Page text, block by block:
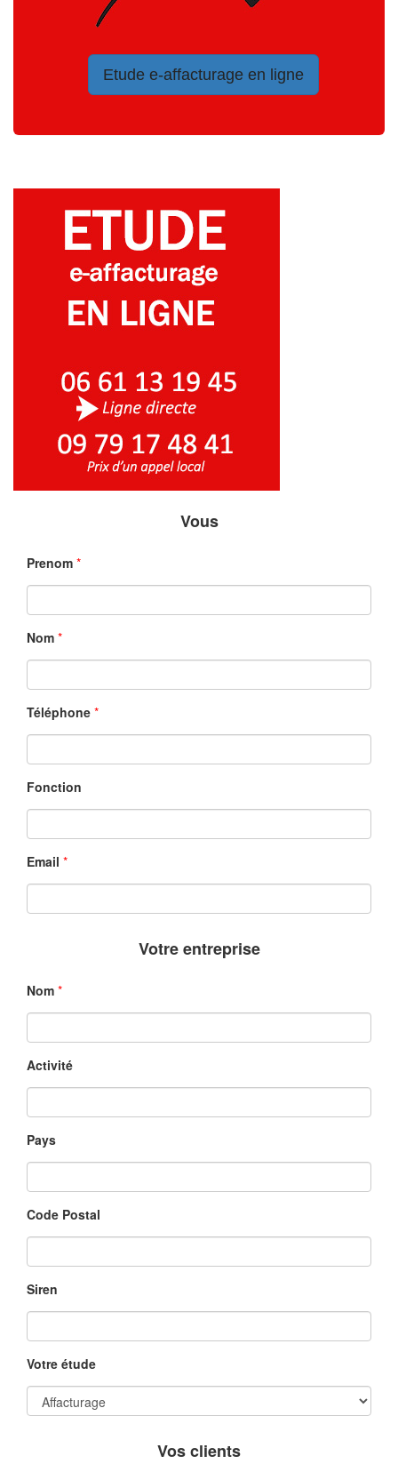
Etude e-affacturage en ligne
Vous
Prenom *
Nom *
Téléphone *
Fonction
Email *
Votre entreprise
Nom *
Activité
Pays
Code Postal
Siren
Votre étude
Vos clients